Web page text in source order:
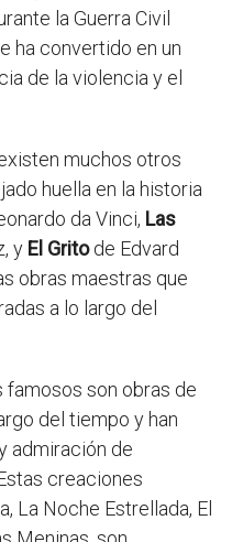
la Guerra Civil
ha convertido en un
de la violencia y el
muchos otros
huella en la historia
da Vinci, Las
y El Gritode Edvard
obras maestras que
a lo largo del
famosos son obras de
del tiempo y han
admiración de
creaciones
La Noche Estrellada, El